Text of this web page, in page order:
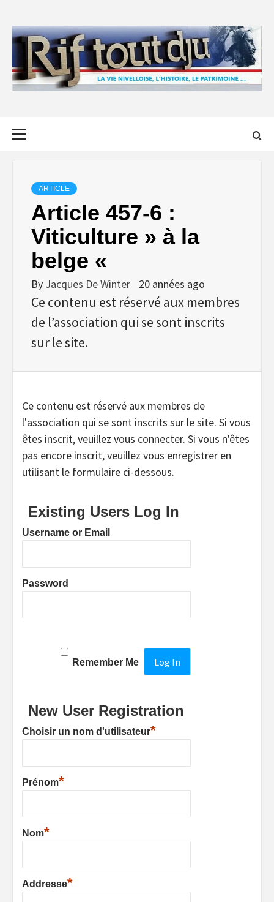
content
ARTICLE
Article 457-6 :
Viticulture » à la
belge «
By Jacques De Winter 20 années ago
Ce contenu est réservé aux membres
de l’association qui se sont inscrits
sur le site.
Ce contenu est réservé aux membres de
l'association qui se sont inscrits sur le site. Si vous
êtes inscrit, veuillez vous connecter. Si vous n'êtes
pas encore inscrit, veuillez vous enregistrer en
utilisant le formulaire ci-dessous.
Existing Users Log In
Username or Email
Password
Remember Me
New User Registration
Choisir un nom d'utilisateur*
Prénom*
Nom*
Addresse*